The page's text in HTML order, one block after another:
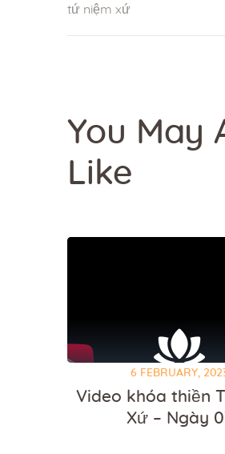
tứ niệm xứ
You May
Like
6 FEBRUARY,
Video khóa thiền
Xứ – Ngày